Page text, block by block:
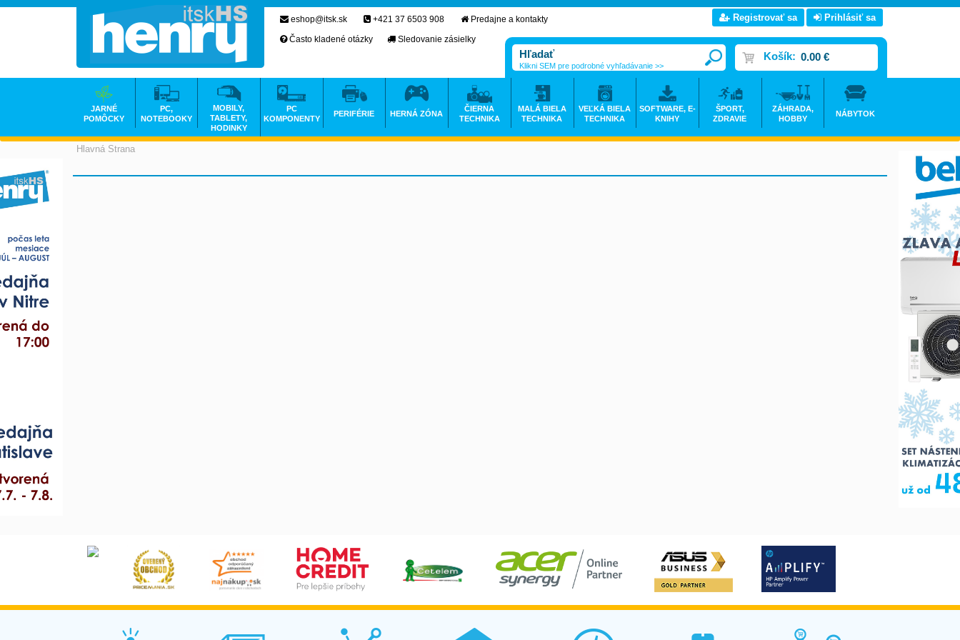
Hlavná Strana
eshop@itsk.sk +421 37 6503 908
Predajne a kontakty
Často kladené otázky
Sledovanie zásielky
Registrovať sa Prihlásiť sa
Košík: 0.00 €
Klikni SEM pre podrobné vyhľadávanie >>
JARNÉ
POMÔCKY
PC,
NOTEBOOKY
MOBILY,
TABLETY,
HODINKY
PC
KOMPONENTY
PERIFÉRIE HERNÁ ZÓNA
ČIERNA
TECHNIKA
MALÁ BIELA
TECHNIKA
VEĽKÁ BIELA
TECHNIKA
SOFTWARE, E-
KNIHY
ŠPORT,
ZDRAVIE
ZÁHRADA,
HOBBY
NÁBYTOK